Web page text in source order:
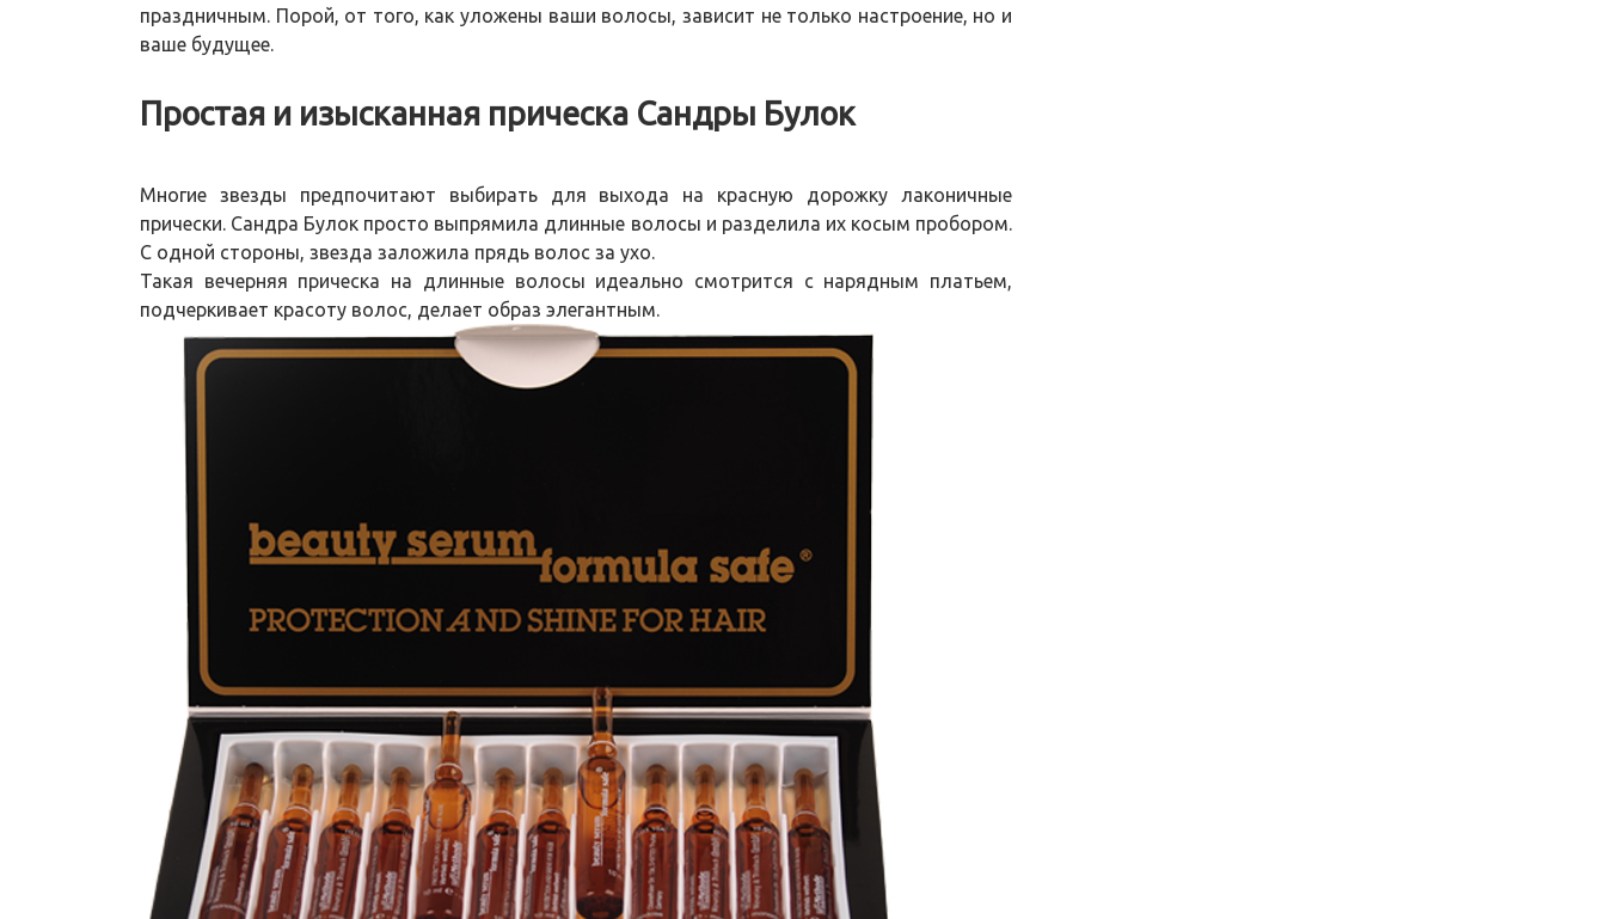
праздничным. Порой, от того, как уложены ваши волосы, зависит не только настроение, но и
ваше будущее.
Простая и изысканная прическа Сандры Булок
Многие звезды предпочитают выбирать для выхода на красную дорожку лаконичные
прически. Сандра Булок просто выпрямила длинные волосы и разделила их косым пробором.
С одной стороны, звезда заложила прядь волос за ухо.
Такая вечерняя прическа на длинные волосы идеально смотрится с нарядным платьем,
подчеркивает красоту волос, делает образ элегантным.